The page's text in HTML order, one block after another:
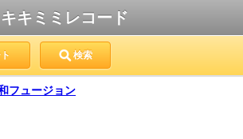
キキミミレコード
検索
フュージョン